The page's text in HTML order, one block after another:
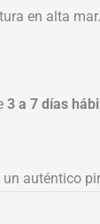
en alta mar.
3 a 7 días
auténtico